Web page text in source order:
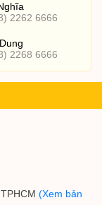
2262 6666
2268 6666
(Xem bản